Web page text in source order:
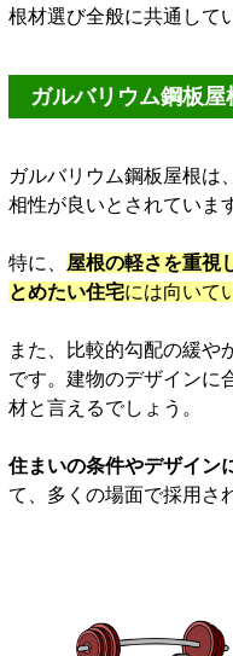
根材選び全般に共通して
ガルバリウム鋼板
ガルバリウム鋼板屋根は、
相性が良いとされていま
特に、 屋根の軽さを重視
とめたい住宅には向いて
また、比較的勾配の緩や
です。建物のデザインに
材と言えるでしょう。
住まいの条件やデザイン
て、多くの場面で採用さ